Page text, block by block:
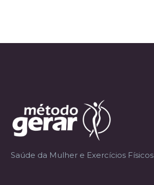
Saúde da Mulher e Exercícios Físicos